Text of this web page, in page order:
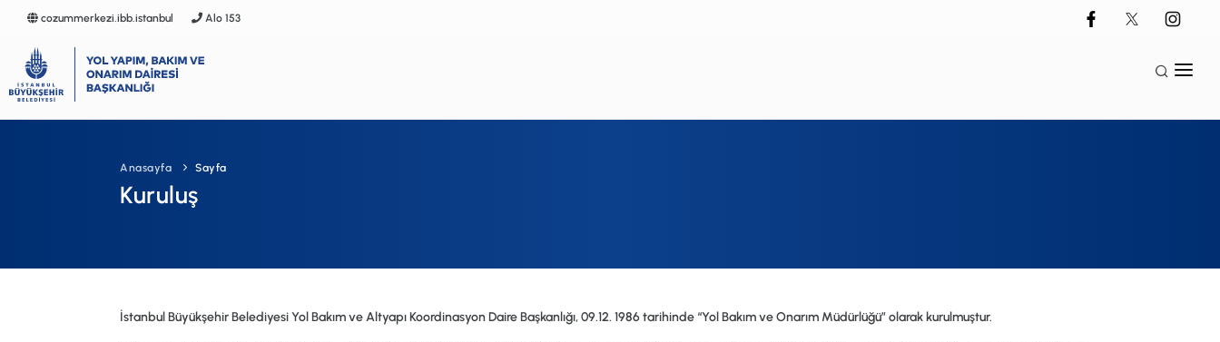
cozummerkezi.ibb.istanbul Alo 153
Faaliyet Alanları
Terminoloji
Anasayfa Sayfa
Kuruluş
İstanbul Büyükşehir Belediyesi Yol Bakım ve Altyapı Koordinasyon Daire Başkanlığı, 09.12. 1986 tarihinde “Yol Bakım ve Onarım Müdürlüğü”olarak kurulmuştur.